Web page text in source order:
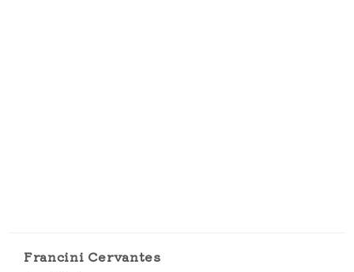
Francini Cervantes